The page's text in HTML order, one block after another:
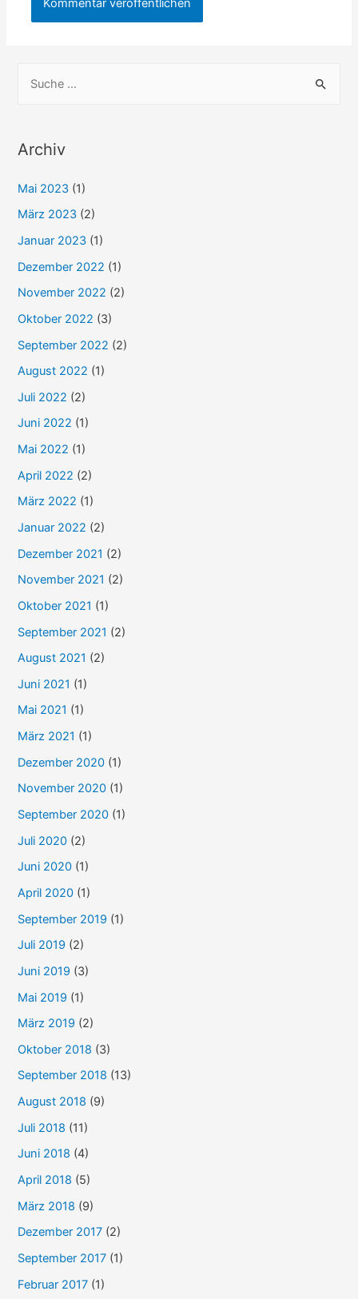
h
n
n
a
c
Archiv
Mai 2023 (1)
März 2023 (2)
Januar 2023 (1)
Dezember 2022 (1)
November 2022 (2)
Oktober 2022 (3)
September 2022 (2)
August 2022 (1)
Juli 2022 (2)
Juni 2022 (1)
Mai 2022 (1)
April 2022 (2)
März 2022 (1)
Januar 2022 (2)
Dezember 2021 (2)
November 2021 (2)
Oktober 2021 (1)
September 2021 (2)
August 2021 (2)
Juni 2021 (1)
Mai 2021 (1)
März 2021 (1)
Dezember 2020 (1)
November 2020 (1)
September 2020 (1)
Juli 2020 (2)
Juni 2020 (1)
April 2020 (1)
September 2019 (1)
Juli 2019 (2)
Juni 2019 (3)
Mai 2019 (1)
März 2019 (2)
Oktober 2018 (3)
September 2018 (13)
August 2018 (9)
Juli 2018 (11)
Juni 2018 (4)
April 2018 (5)
März 2018 (9)
Dezember 2017 (2)
September 2017 (1)
Februar 2017 (1)